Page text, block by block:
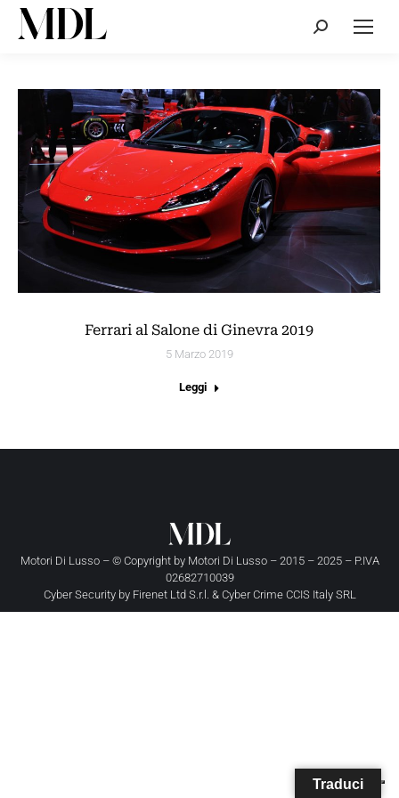
Cerca:
Ferrari al Salone di Ginevra 2019
5 Marzo 2019
Leggi
Motori Di Lusso – © Copyright by Motori Di Lusso– 2015 – 2025 – P.IVA
02682710039
Cyber Security by Firenet Ltd S.r.l. & Cyber Crime CCIS Italy SRL
Traduci